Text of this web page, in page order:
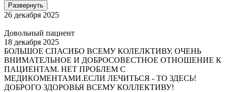
Развернуть
26 декабря 2025
Довольный пациент
18 декабря 2025
БОЛЬШОЕ СПАСИБО ВСЕМУ КОЛЕЛКТИВУ. ОЧЕНЬ
ВНИМАТЕЛЬНОЕ И ДОБРОСОВЕСТНОЕ ОТНОШЕНИЕ К
ПАЦИЕНТАМ. НЕТ ПРОБЛЕМ С
МЕДИКОМЕНТАМИ.ЕСЛИ ЛЕЧИТЬСЯ - ТО ЗДЕСЬ!
ДОБРОГО ЗДОРОВЬЯ ВСЕМУ КОЛЛЕКТИВУ!